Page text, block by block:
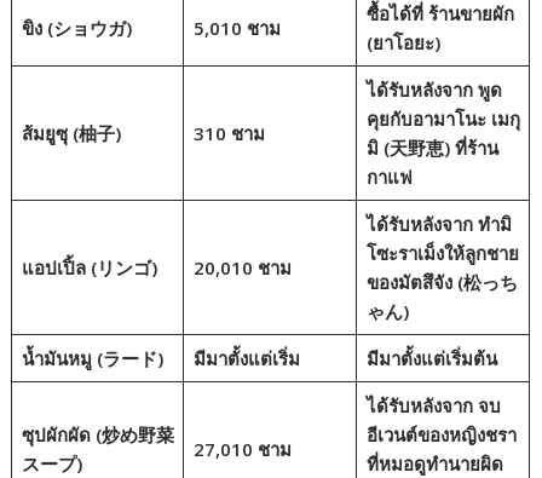
ขิง (ショウガ) 5,010 ชาม
ซื้อได้ที่ ร้านขายผัก
(ยาโอยะ)
ส้มยูซุ (柚子) 310 ชาม
ได้รับหลังจาก พูด
คุยกับอามาโนะ เมกุ
มิ(天野恵) ที่ร้าน
กาแฟ
แอปเปิ้ล (リンゴ) 20,010 ชาม
ได้รับหลังจาก ทำมิ
โซะราเม็งให้ลูกชาย
ของมัตสึจัง(松っち
ゃん)
น้ำมันหมู (ラード)
มีมาตั้งแต่เริ่ม มีมาตั้งแต่เริ่มต้น
ซุปผักผัด (炒め野菜
スープ)
27,010 ชาม
ได้รับหลังจาก จบ
อีเวนต์ของหญิงชรา
ที่หมอดูทำนายผิด